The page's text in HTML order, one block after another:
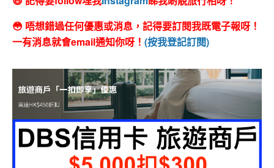
😳 唔想錯過任何優惠或消息，記得要訂閱我既電子報呀！
一有消息就會email通知你呀！ (按我登記訂閱)